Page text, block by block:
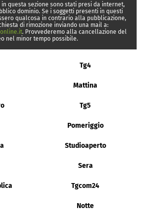
questa sezione sono stati presi da internet,
dominio. Se i soggetti presenti in questi
qualcosa in contrario alla pubblicazione,
di rimozione inviando una mail a:
. Provvederemo alla cancellazione del
nel minor tempo possibile.
Tg4
Mattina
Tg5
Pomeriggio
Studioaperto
Sera
Tgcom24
Notte